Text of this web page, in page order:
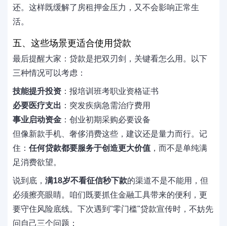
还。这样既缓解了房租押金压力，又不会影响正常生
活。
五、这些场景更适合使用贷款
最后提醒大家：贷款是把双刃剑，关键看怎么用。以下
三种情况可以考虑：
技能提升投资 ：报培训班考职业资格证书
必要医疗支出 ：突发疾病急需治疗费用
事业启动资金 ：创业初期采购必要设备
但像新款手机、奢侈消费这些，建议还是量力而行。记
住： 任何贷款都要服务于创造更大价值 ，而不是单纯满
足消费欲望。
说到底， 满18岁不看征信秒下款的渠道不是不能用，但
必须擦亮眼睛。咱们既要抓住金融工具带来的便利，更
要守住风险底线。下次遇到"零门槛"贷款宣传时，不妨先
问自己三个问题：